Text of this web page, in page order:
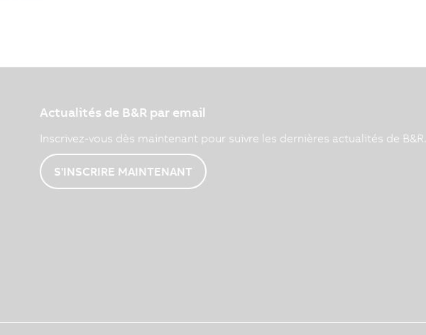
Actualités de B&R par email
Inscrivez-vous dès maintenant pour suivre les dernières actualités de B&R.
S'INSCRIRE MAINTENANT